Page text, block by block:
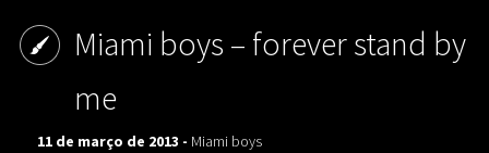
Miami boys – forever stand by
me
11 de março de 2013 - Miami boys